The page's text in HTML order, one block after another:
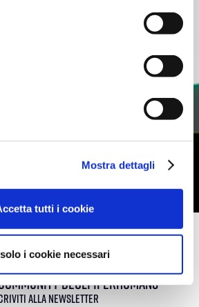
Mostra dettagli
tutti i cookie
i cookie necessari
entra
degli iperhumans
alla newsletter